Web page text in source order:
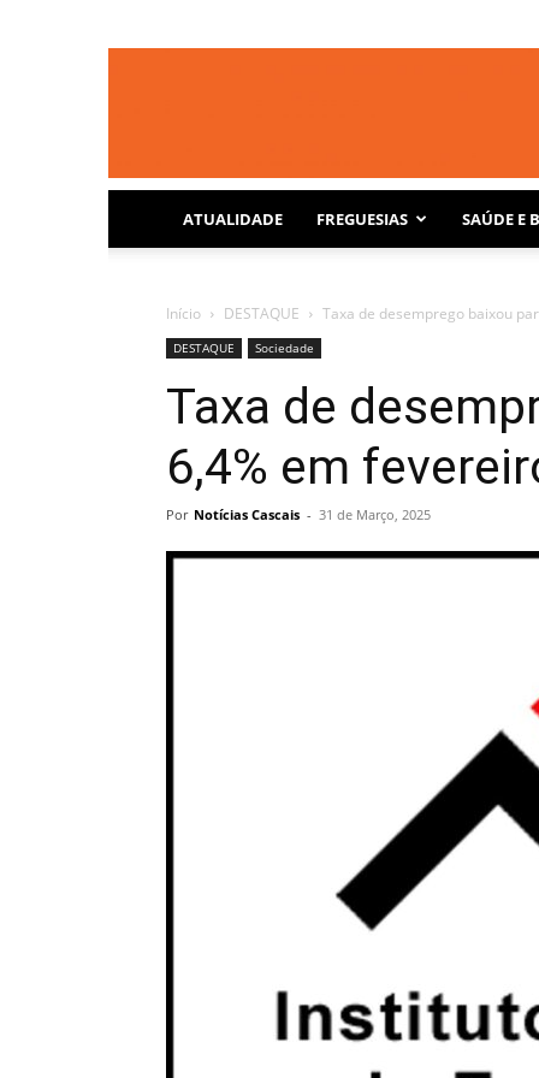
ATUALIDADE FREGUESIAS SAÚDE E
Início DESTAQUE Taxa de desemprego baixou
DESTAQUE Sociedade
Taxa de
6,4% em
Por Notícias Cascais - 31 de Março, 2025